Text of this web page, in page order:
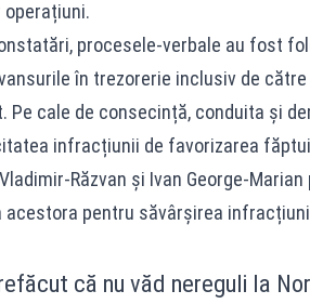
procesele-verbale au fost
în trezorerie inclusiv de
Pe cale de consecință, conduita și
infracțiunii de favorizarea
Răzvan și Ivan George-
pentru săvârșirea
că nu văd nereguli la